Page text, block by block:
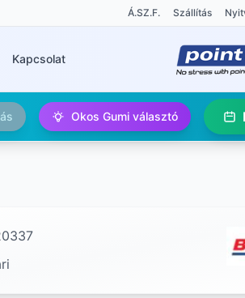
Á.SZ.F. Szállítás
Kapcsolat
Okos Gumi választó